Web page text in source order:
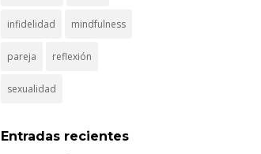
infidelidad mindfulness
pareja reflexión
sexualidad
Entradas recientes